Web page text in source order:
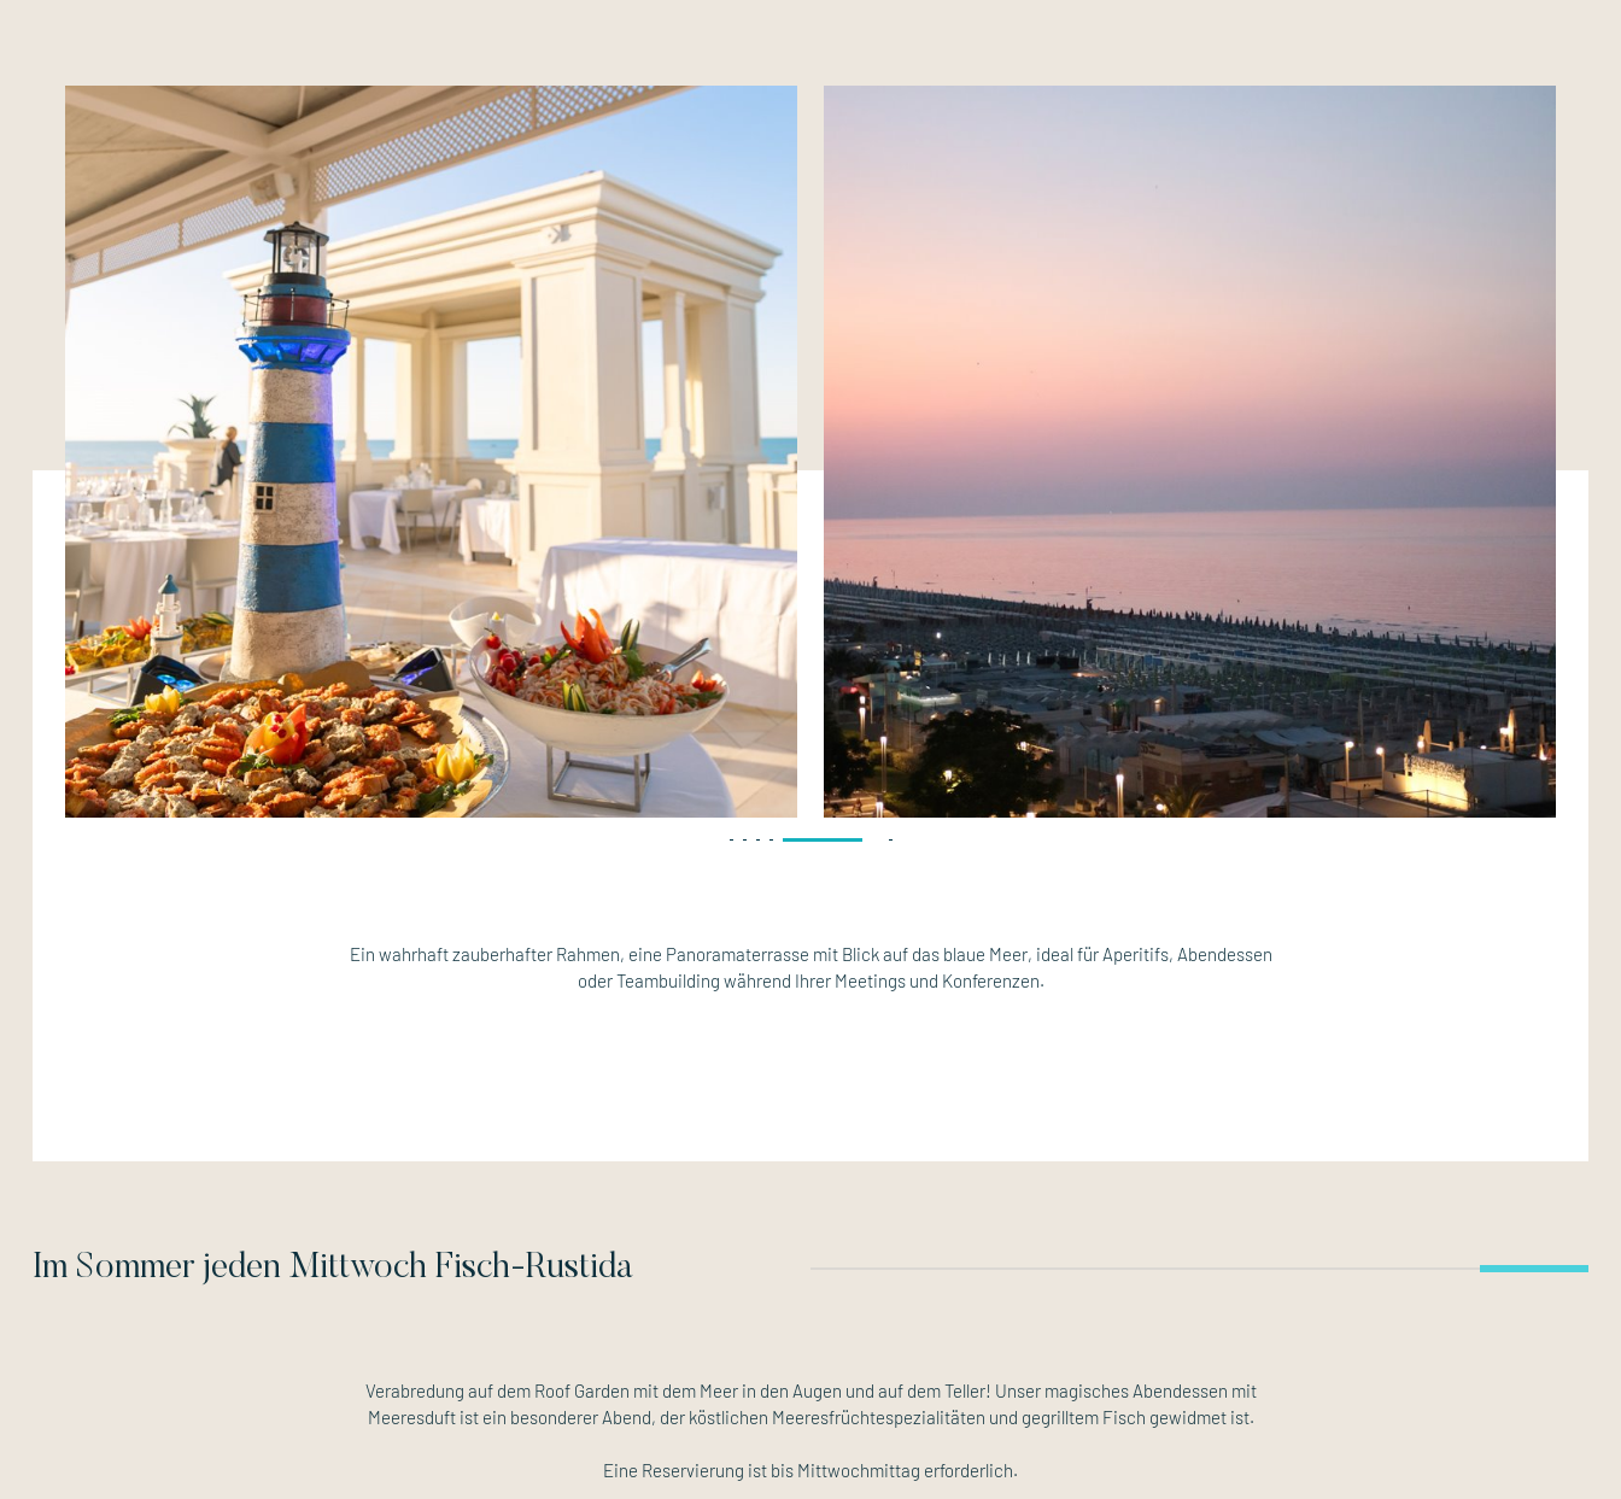
Ein wahrhaft zauberhafter Rahmen, eine Panoramaterrasse mit Blick auf das blaue Meer, ideal für Aperitifs, Abendessen
oder Teambuilding während Ihrer Meetings und Konferenzen.
Im Sommer jeden Mittwoch Fisch-Rustida
Verabredung auf dem Roof Garden mit dem Meer in den Augen und auf dem Teller! Unser magisches Abendessen mit
Meeresduft ist ein besonderer Abend, der köstlichen Meeresfrüchtespezialitäten und gegrilltem Fisch gewidmet ist.
Eine Reservierung ist bis Mittwochmittag erforderlich.